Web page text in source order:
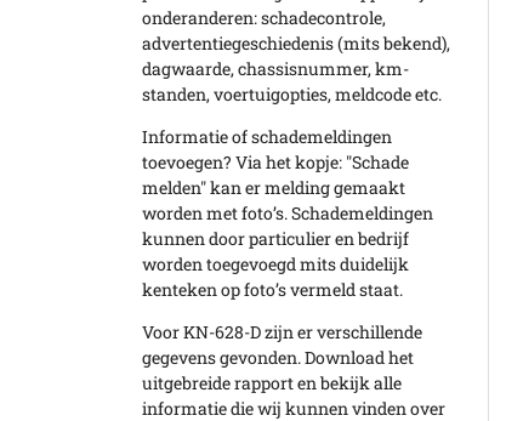
onderanderen: schadecontrole,
advertentiegeschiedenis (mits bekend),
dagwaarde, chassisnummer, km-
standen, voertuigopties, meldcode etc.
Informatie of schademeldingen
toevoegen? Via het kopje: "Schade
melden" kan er melding gemaakt
worden met foto’s. Schademeldingen
kunnen door particulier en bedrijf
worden toegevoegd mits duidelijk
kenteken op foto’s vermeld staat.
Voor KN-628-D zijn er verschillende
gegevens gevonden. Download het
uitgebreide rapport en bekijk alle
informatie die wij kunnen vinden over